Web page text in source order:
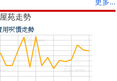
更多...
苑走勢